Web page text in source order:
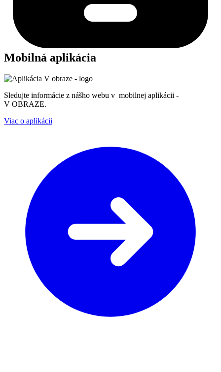
Mobilná aplikácia
Sledujte informácie z nášho webu v mobilnej aplikácii -
V OBRAZE.
Viac o aplikácii